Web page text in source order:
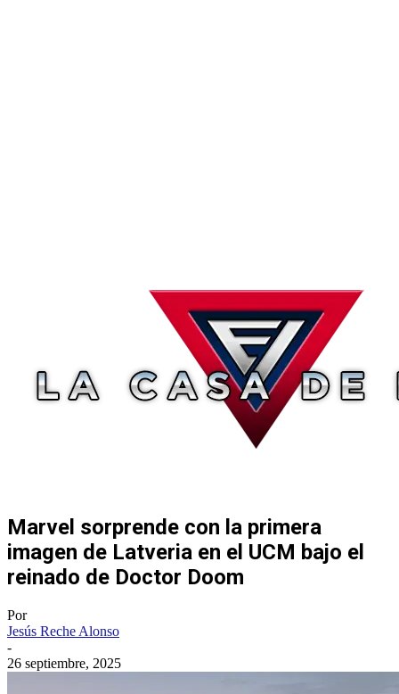
Marvel sorprende con la primera
imagen de Latveria en el UCM bajo el
reinado de Doctor Doom
Por
Jesús Reche Alonso
-
26 septiembre, 2025